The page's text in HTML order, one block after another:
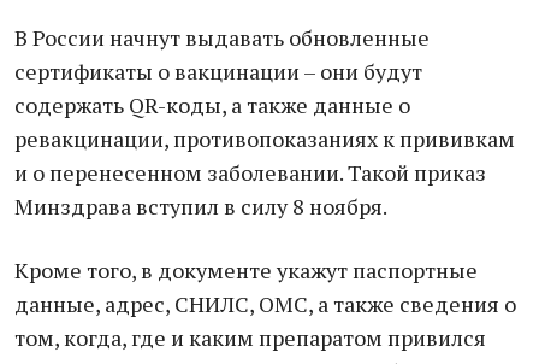
В России начнут выдавать обновленные
сертификаты о вакцинации – они будут
содержать QR-коды, а также данные о
ревакцинации, противопоказаниях к прививкам
и о перенесенном заболевании. Такой приказ
Минздрава вступил в силу 8 ноября.
Кроме того, в документе укажут паспортные
данные, адрес, СНИЛС, ОМС, а также сведения о
том, когда, где и каким препаратом привился